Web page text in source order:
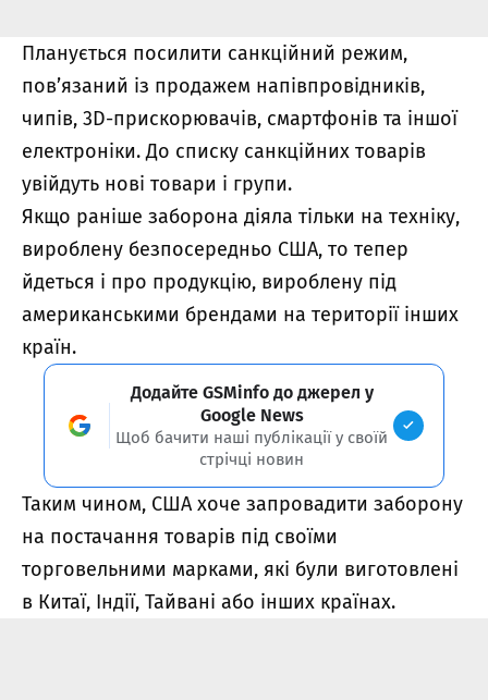
Планується посилити санкційний режим,
пов’язаний із продажем напівпровідників,
чипів, 3D-прискорювачів, смартфонів та іншої
електроніки. До списку санкційних товарів
увійдуть нові товари і групи.
Якщо раніше заборона діяла тільки на техніку,
вироблену безпосередньо США, то тепер
йдеться і про продукцію, вироблену під
американськими брендами на території інших
країн.
Додайте GSMinfo до джерел у
Google News
Щоб бачити наші публікації у своїй
стрічці новин
Таким чином, США хоче запровадити заборону
на постачання товарів під своїми
торговельними марками, які були виготовлені
в Китаї, Індії, Тайвані або інших країнах.